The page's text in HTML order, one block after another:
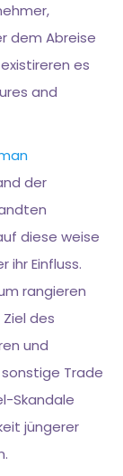
dem Abreise
es
and
der
diese weise
Einfluss.
rangieren
des
und
Trade
Skandale
jüngerer